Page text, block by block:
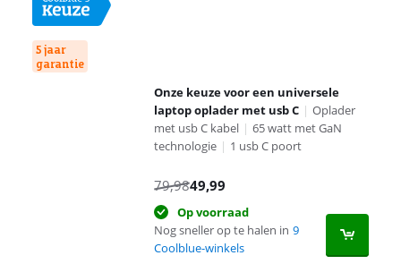
5 jaar
garantie
Onze keuze voor een universele
laptop oplader met usb C | Oplader
met usb C kabel | 65 watt met GaN
technologie | 1 usb C poort
79,9849,99
Op voorraad
Nog sneller op te halen in 9
Coolblue-winkels